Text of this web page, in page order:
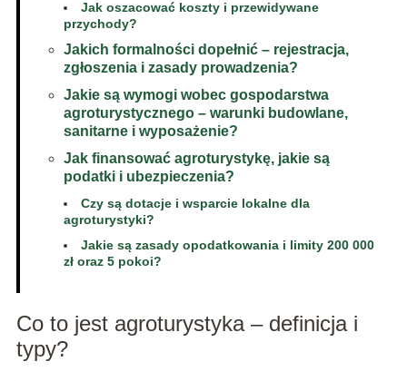
Jak oszacować koszty i przewidywane
przychody?
Jakich formalności dopełnić – rejestracja,
zgłoszenia i zasady prowadzenia?
Jakie są wymogi wobec gospodarstwa
agroturystycznego – warunki budowlane,
sanitarne i wyposażenie?
Jak finansować agroturystykę, jakie są
podatki i ubezpieczenia?
Czy są dotacje i wsparcie lokalne dla
agroturystyki?
Jakie są zasady opodatkowania i limity 200 000
zł oraz 5 pokoi?
Co to jest agroturystyka – definicja i
typy?